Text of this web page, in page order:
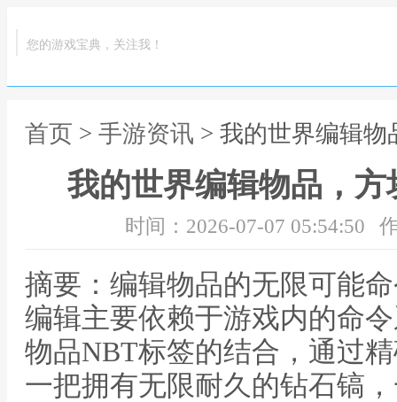
您的游戏宝典，关注我！
首页 > 手游资讯 > 我的世界编辑
我的世界编辑物品，
时间：2026-07-07 05:54:50
摘要：编辑物品的无限可能
编辑主要依赖于游戏内的命
物品NBT标签的结合，通过
一把拥有无限耐久的钻石镐